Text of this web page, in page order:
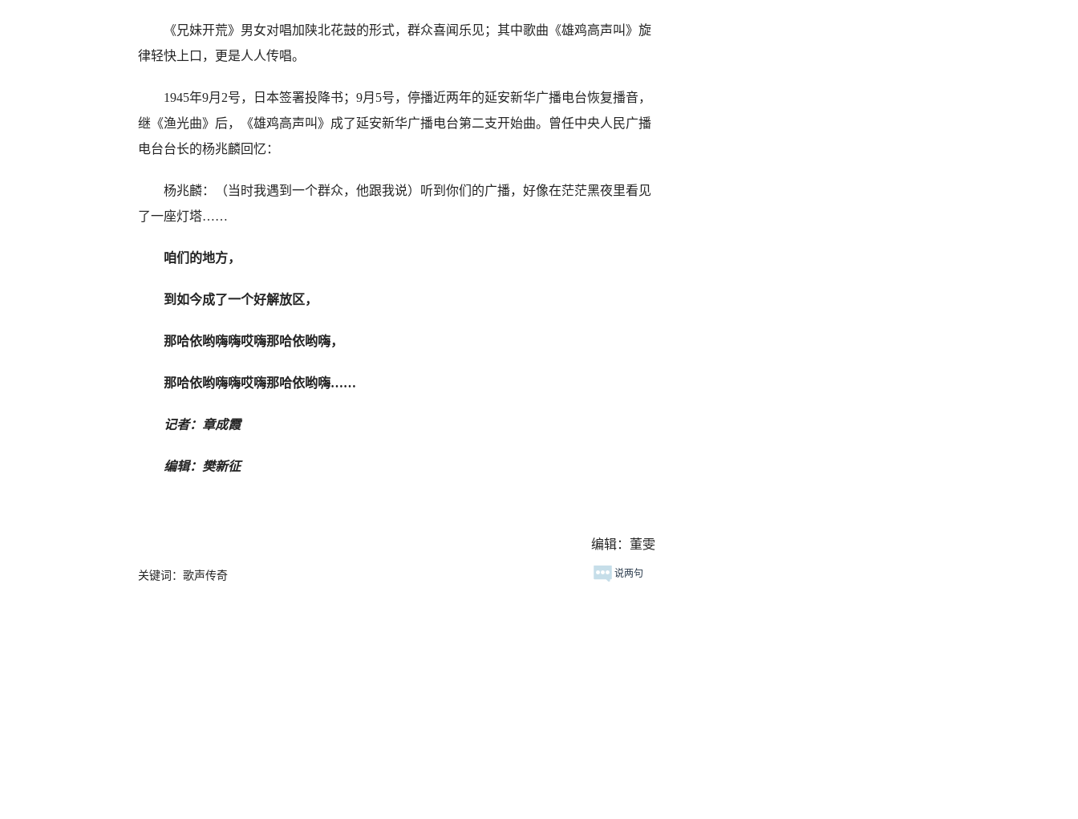
《兄妹开荒》男女对唱加陕北花鼓的形式，群众喜闻乐见；其中歌曲《雄鸡高声叫》旋
律轻快上口，更是人人传唱。
1945年9月2号，日本签署投降书；9月5号，停播近两年的延安新华广播电台恢复播音，
继《渔光曲》后，《雄鸡高声叫》成了延安新华广播电台第二支开始曲。曾任中央人民广播
电台台长的杨兆麟回忆：
杨兆麟：（当时我遇到一个群众，他跟我说）听到你们的广播，好像在茫茫黑夜里看见
了一座灯塔……
咱们的地方，
到如今成了一个好解放区，
那哈依哟嗨嗨哎嗨那哈依哟嗨，
那哈依哟嗨嗨哎嗨那哈依哟嗨……
记者：章成霞
编辑：樊新征
编辑：董雯
关键词：歌声传奇 说两句